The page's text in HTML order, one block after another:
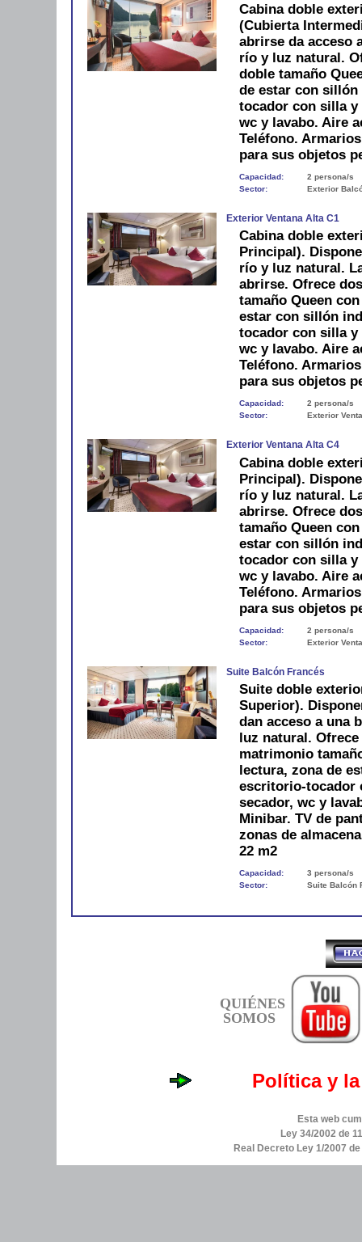
Cabina doble
(Cubierta
abrirse da acceso
río y luz natural.
doble tamaño
de estar con
tocador con silla y
wc y lavabo. Aire
Teléfono.
para sus objetos
Capacidad:
2 persona/s
Sector:
Exterior
Exterior Ventana Alta C1
Cabina doble
Principal).
río y luz natural.
abrirse. Ofrece
tamaño Queen
estar con sillón
tocador con silla y
wc y lavabo. Aire
Teléfono.
para sus objetos
Capacidad:
2 persona/s
Sector:
Exterior
Exterior Ventana Alta C4
Cabina doble
Principal).
río y luz natural.
abrirse. Ofrece
tamaño Queen
estar con sillón
tocador con silla y
wc y lavabo. Aire
Teléfono.
para sus objetos
Capacidad:
2 persona/s
Sector:
Exterior
Suite Balcón Francés
Suite doble
Superior).
dan acceso a una
luz natural.
matrimonio
lectura, zona de
escritorio-tocador
secador, wc y
Minibar. TV de
zonas de
22 m2
Capacidad:
3 persona/s
Sector:
Suite Balcón
QUIÉNES
SOMOS
Política y
Esta web
Ley 34/2002 de
Real Decreto Ley 1/2007